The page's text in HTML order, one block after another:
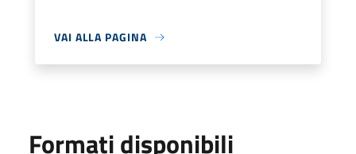
VAI ALLA PAGINA
Formati disponibili